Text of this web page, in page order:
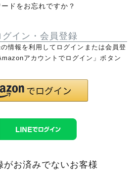
ドをお忘れですか？
イン・会員登録
情報を利用してログインまたは会員登
アカウントでログイン」ボタン
がお済みでないお客様